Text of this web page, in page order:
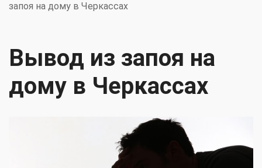
запоя на дому в Черкассах
Вывод из запоя на
дому в Черкассах